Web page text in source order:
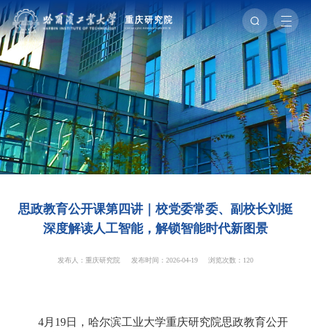
思政教育公开课第四讲｜校党委常委、副校长刘挺
深度解读人工智能，解锁智能时代新图景
发布人：重庆研究院 发布时间：2026-04-19 浏览次数： 120
4月19日，哈尔滨工业大学重庆研究院思政教育公开